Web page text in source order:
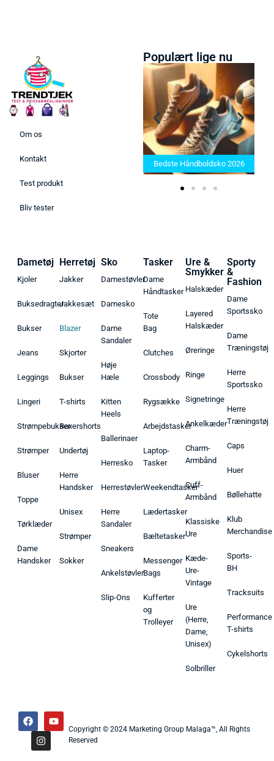
Om os
Kontakt
Test produkt
Bliv tester
Populært lige nu
Bedste Saunatæppe 2025 –
Find de bedste produkter her!
Bedste Håndboldsko 2026
Dametøj
Kjoler
Buksedragter
Bukser
Jeans
Leggings
Lingeri
Strømpebukser
Strømper
Bluser
Toppe
Tørklæder
Dame
Handsker
Herretøj
Jakker
Jakkesæt
Blazer
Skjorter
Bukser
T-shirts
Boxershorts
Undertøj
Herre
Handsker
Unisex
Strømper
Sokker
Sko
Damestøvler
Damesko
Dame
Sandaler
Høje
Hæle
Kitten
Heels
Ballerinaer
Herresko
Herrestøvler
Herre
Sandaler
Sneakers
Ankelstøvler
Slip-Ons
Tasker
Dame
Håndtasker
Tote
Bag
Clutches
Crossbody
Rygsække
Arbejdstasker
Laptop-
Tasker
Weekendtasker
Lædertasker
Bæltetasker
Messenger
Bags
Kufferter
og
Trolleyer
Ure &
Smykker
Halskæder
Layered
Halskæder
Øreringe
Ringe
Signetringe
Ankelkæder
Charm-
Armbånd
Cuff-
Armbånd
Klassiske
Ure
Kæde-
Ure-
Vintage
Ure
(Herre,
Dame,
Unisex)
Solbriller
Sporty
&
Fashion
Dame
Sportssko
Dame
Træningstøj
Herre
Sportssko
Herre
Træningstøj
Caps
Huer
Bøllehatte
Klub
Merchandise
Sports-
BH
Tracksuits
Performance
T-shirts
Cykelshorts
Copyright © 2024 Marketing Group Malaga™, All Rights
Reserved